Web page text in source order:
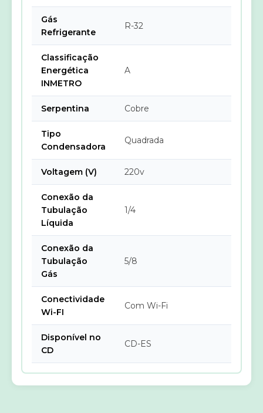
Gás
Refrigerante
R-32
Classificação
Energética
INMETRO
A
Serpentina Cobre
Tipo
Condensadora
Quadrada
Voltagem (V) 220v
Conexão da
Tubulação
Líquida
1/4
Conexão da
Tubulação
Gás
5/8
Conectividade
Wi-FI
Com Wi-Fi
Disponível no
CD
CD-ES